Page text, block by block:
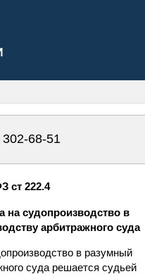
68-51
ст 222.4
на судопроизводство в
арбитражного суда
в разумный
суда решается судьей